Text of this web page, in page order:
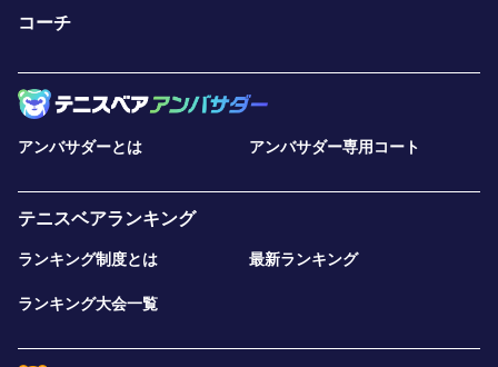
コーチ
アンバサダーとは アンバサダー専用コート
テニスベアランキング
ランキング制度とは 最新ランキング
ランキング大会一覧